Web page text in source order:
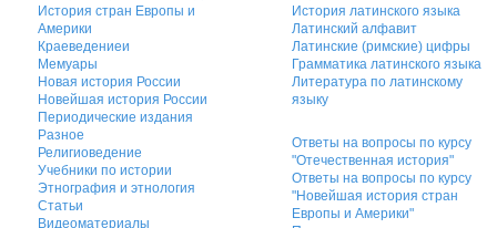
История стран Европы и
Америки
Краеведениеи
Мемуары
Новая история России
Новейшая история России
Периодические издания
Разное
Религиоведение
Учебники по истории
Этнография и этнология
Статьи
Видеоматериалы
История латинского языка
Латинский алфавит
Латинские (римские) цифры
Грамматика латинского языка
Литература по латинскому
языку
Ответы на вопросы по курсу
"Отечественная история"
Ответы на вопросы по курсу
"Новейшая история стран
Европы и Америки"